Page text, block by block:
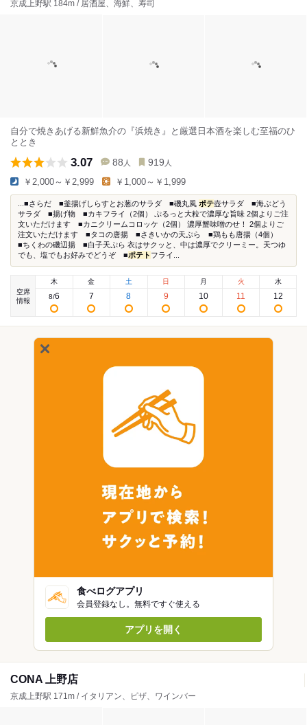
京成上野駅 184m / 居酒屋、海鮮、寿司
自分で焼きあげる新鮮魚介の『浜焼き』と厳選日本酒を楽しむ至福のひ
ととき
3.07 88 人 919 人
￥2,000～￥2,999 ￥1,000～￥1,999
...■さらだ ■釜揚げしらすとお葱のサラダ ■磯丸風 ポテ壺サラダ ■海ぶどう
サラダ ■揚げ物 ■カキフライ（2個） ぷるっと大粒で濃厚な旨味 2個よりご注
文いただけます ■カニクリームコロッケ（2個） 濃厚蟹味噌のせ！ 2個よりご
注文いただけます ■タコの唐揚 ■さきいかの天ぷら ■鶏もも唐揚（4個）
■ちくわの磯辺揚 ■白子天ぷら 衣はサクッと、中は濃厚でクリーミー。天つゆ
でも、塩でもお好みでどうぞ ■ポテト フライ...
空席
情報
木
8/6
金
7
土
8
日
9
月
10
火
11
水
12
食べログアプリ
会員登録なし。無料ですぐ使える
アプリを開く
CONA 上野店
京成上野駅 171m / イタリアン、ピザ、ワインバー